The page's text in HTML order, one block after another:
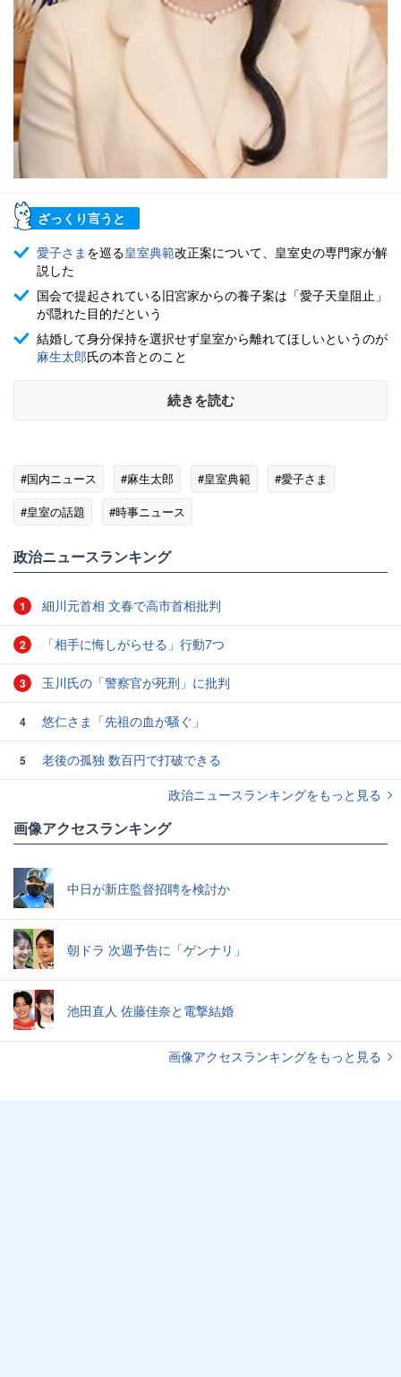
ざっくり言うと
愛子さま を巡る皇室典範改正案について、皇室史の専門家が解
説した
国会で提起されている旧宮家からの養子案は「愛子天皇阻止」
が隠れた目的だという
結婚して身分保持を選択せず皇室から離れてほしいというのが
麻生太郎氏の本音とのこと
続きを読む
#国内ニュース #麻生太郎 #皇室典範
#愛子さま
#皇室の話題
#時事ニュース
政治ニュースランキング
1 細川元首相 文春で高市首相批判
2 「相手に悔しがらせる」行動7つ
3 玉川氏の「警察官が死刑」に批判
4 悠仁さま「先祖の血が騒ぐ」
5
老後の孤独 数百円で打破できる
政治ニュースランキングをもっと見る
画像アクセスランキング
中日が新庄監督招聘を検討か
朝ドラ 次週予告に「ゲンナリ」
池田直人 佐藤佳奈と電撃結婚
画像アクセスランキングをもっと見る